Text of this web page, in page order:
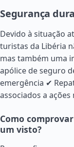
Segurança
Devido à situação
turistas da Libéria
mas também uma
apólice de seguro
emergência ✔
associados a
Como
um visto?